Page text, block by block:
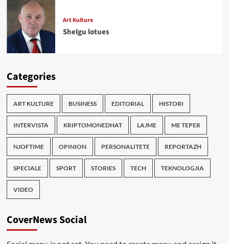
Art Kulture
Shelgu lotues
Categories
ART KULTURE BUSINESS EDITORIAL HISTORI
INTERVISTA KRIPTOMONEDHAT LAJME ME TEPER
NJOFTIME OPINION PERSONALITETE REPORTAZH
SPECIALE SPORT STORIES TECH TEKNOLOGJIA
VIDEO
CoverNews Social